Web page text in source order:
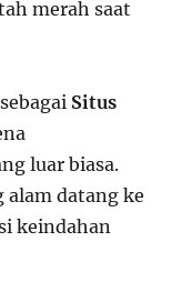
merah saat
Situs
luar biasa.
alam datang ke
keindahan